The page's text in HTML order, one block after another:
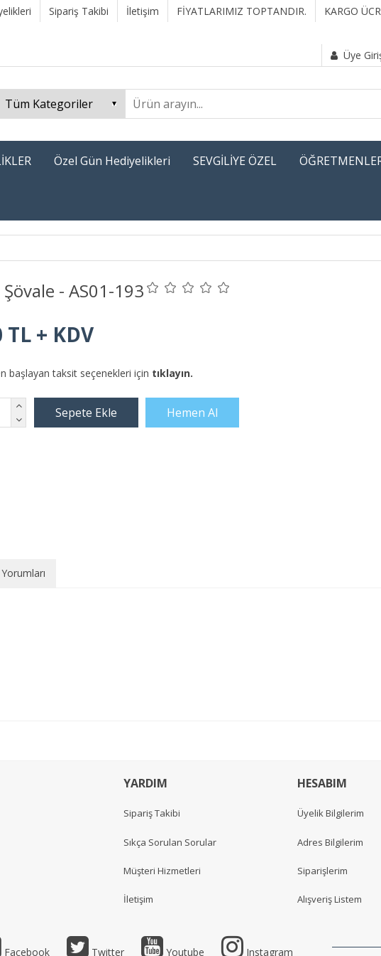
Sipariş Takibi İletişim FİYATLARIMIZ TOPTANDIR.
KARGO
Üye
Özel Gün Hediyelikleri SEVGİLİYE ÖZEL
- AS01-193
TL + KDV
başlayan taksit seçenekleri için tıklayın.
YARDIM
Sipariş Takibi
Sıkça Sorulan Sorular
Müşteri Hizmetleri
İletişim
HESABIM
Üyelik Bilgilerim
Adres Bilgilerim
Siparişlerim
Alışveriş Listem
Facebook Twitter Youtube Instagram